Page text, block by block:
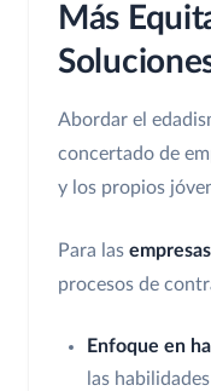
Más
Abordar el
concertado de
y los propios
Para las empresas
procesos de
Enfoque en
las